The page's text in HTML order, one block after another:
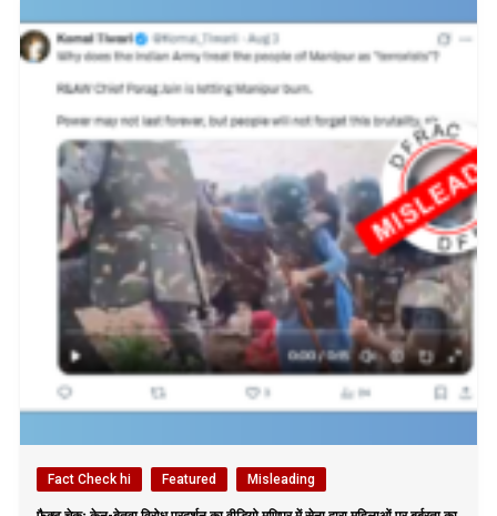
Fact Check hi Featured Misleading